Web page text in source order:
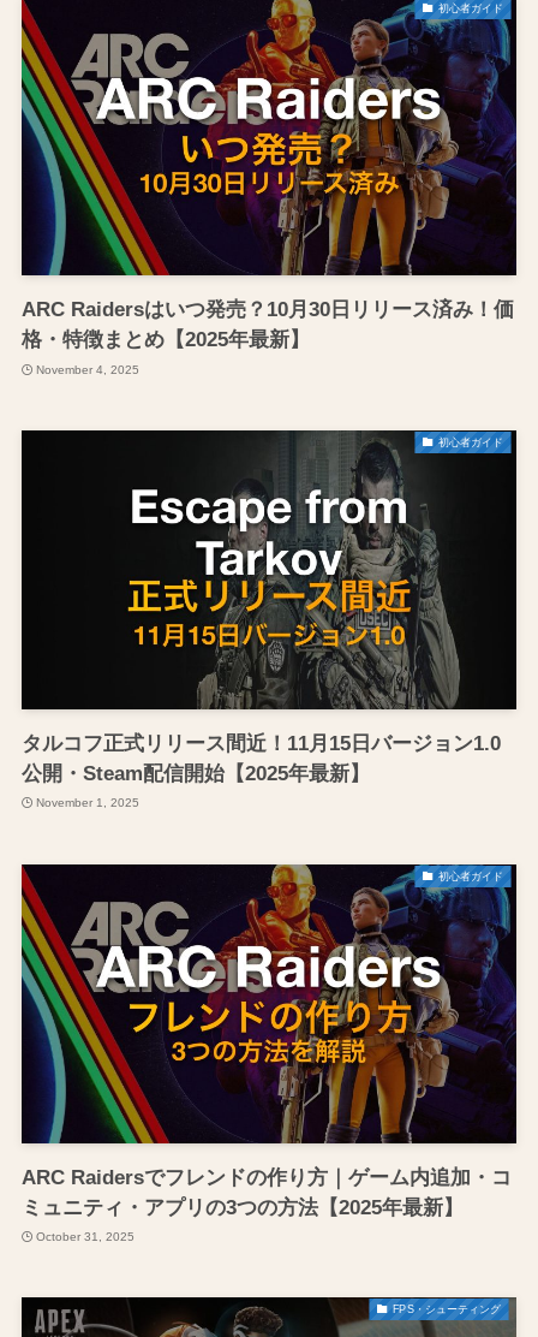
初心者ガイド
ARC Raidersはいつ発売？10月30日リリース済み！価
格・特徴まとめ【2025年最新】
November 4, 2025
初心者ガイド
タルコフ正式リリース間近！11月15日バージョン1.0
公開・Steam配信開始【2025年最新】
November 1, 2025
初心者ガイド
ARC Raidersでフレンドの作り方｜ゲーム内追加・コ
ミュニティ・アプリの3つの方法【2025年最新】
October 31, 2025
FPS・シューティング